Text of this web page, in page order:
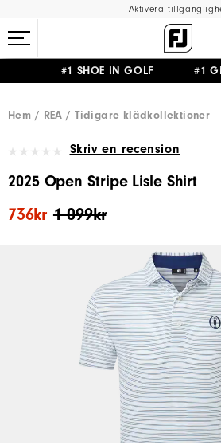
Aktivera
#1 SHOE IN GOLF #1
Hem
REA Tidigare klädkollektioner
Skriv en recension
2025 Open Stripe Lisle Shirt
1 099kr
736kr